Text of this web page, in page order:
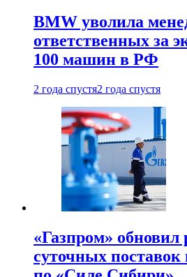
BMW уволила
ответственных за
100 машин в РФ
2 года спустя2 года спустя
«Газпром» обновил
суточных поставок